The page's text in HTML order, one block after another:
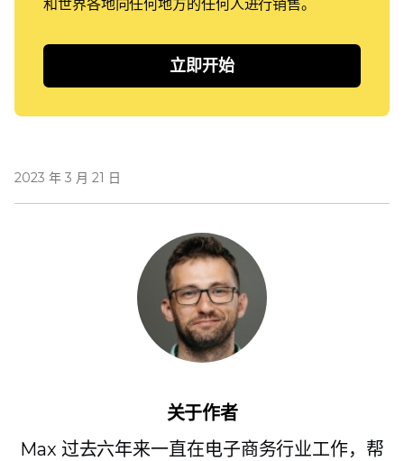
和世界各地向任何地方的任何人进行销售。
立即开始
2023 年 3 月 21 日
关于作者
Max 过去六年来一直在电子商务行业工作，帮